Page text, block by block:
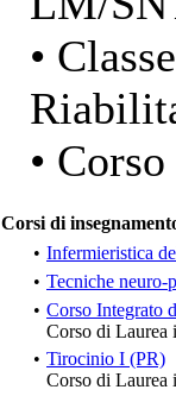
•
•
Corsi di
• Infermieristica
• Tecniche
• Corso Integrato
Corso di Laurea
• Tirocinio I (PR)
Corso di Laurea